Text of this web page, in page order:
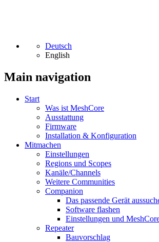
Deutsch
English
Main navigation
Start
Was ist MeshCore
Ausstattung
Firmware
Installation & Konfiguration
Mitmachen
Einstellungen
Regions und Scopes
Kanäle/Channels
Weitere Communities
Companion
Das passende Gerät
Software flashen
Einstellungen und
Repeater
Bauvorschlag